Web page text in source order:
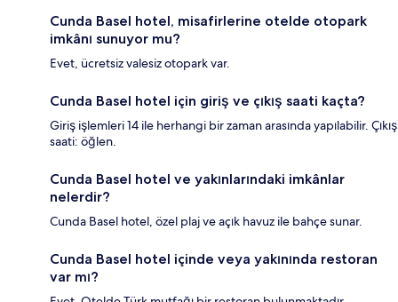
Cunda Basel hotel, misafirlerine otelde otopark
imkânı sunuyor mu?
Evet, ücretsiz valesiz otopark var.
Cunda Basel hotel için giriş ve çıkış saati kaçta?
Giriş işlemleri 14 ile herhangi bir zaman arasında yapılabilir. Çıkış
saati: öğlen.
Cunda Basel hotel ve yakınlarındaki imkânlar
nelerdir?
Cunda Basel hotel, özel plaj ve açık havuz ile bahçe sunar.
Cunda Basel hotel içinde veya yakınında restoran
var mı?